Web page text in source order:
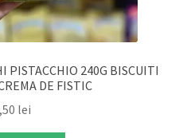
PISTACCHIO 240G BISCUITI
DE FISTIC
lei